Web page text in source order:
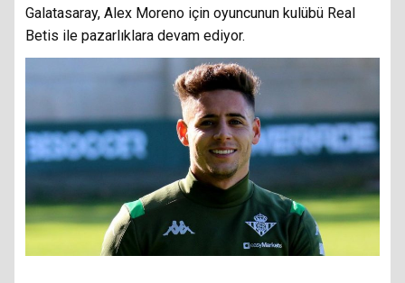
Galatasaray, Alex Moreno için oyuncunun kulübü Real
Betis ile pazarlıklara devam ediyor.